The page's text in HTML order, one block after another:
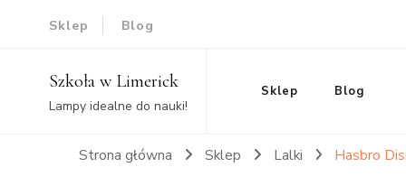
Sklep Blog
Szkoła w Limerick
Lampy idealne do nauki!
Sklep Blog
Strona główna Sklep Lalki Hasbro